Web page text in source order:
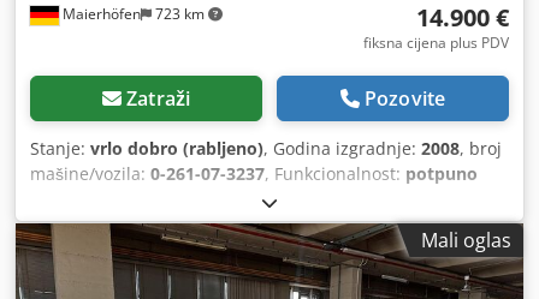
Maierhöfen 723 km 14.900 €
fiksna cijena plus PDV
Zatraži Pozovite
Stanje: vrlo dobro (rabljeno), Godina izgradnje: 2008, broj
mašine/vozila: 0-261-07-3237, Funkcionalnost: potpuno
, ulazni napon:400 V
60 mm, maksimalna debljina ivice:6 mm, tip prilagodbe
visine:
mehanički, tip aktuacije:električni, ukupna visina:
1.580 mm , ukupna dužina:4.860 mm, ukupna širina:1.130
Mali oglas